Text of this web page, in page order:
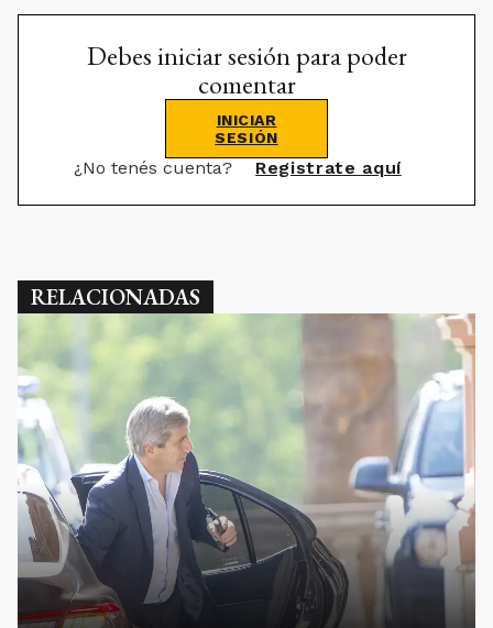
Debes iniciar sesión para poder
comentar
INICIAR
SESIÓN
¿No tenés cuenta? Registrate aquí
RELACIONADAS